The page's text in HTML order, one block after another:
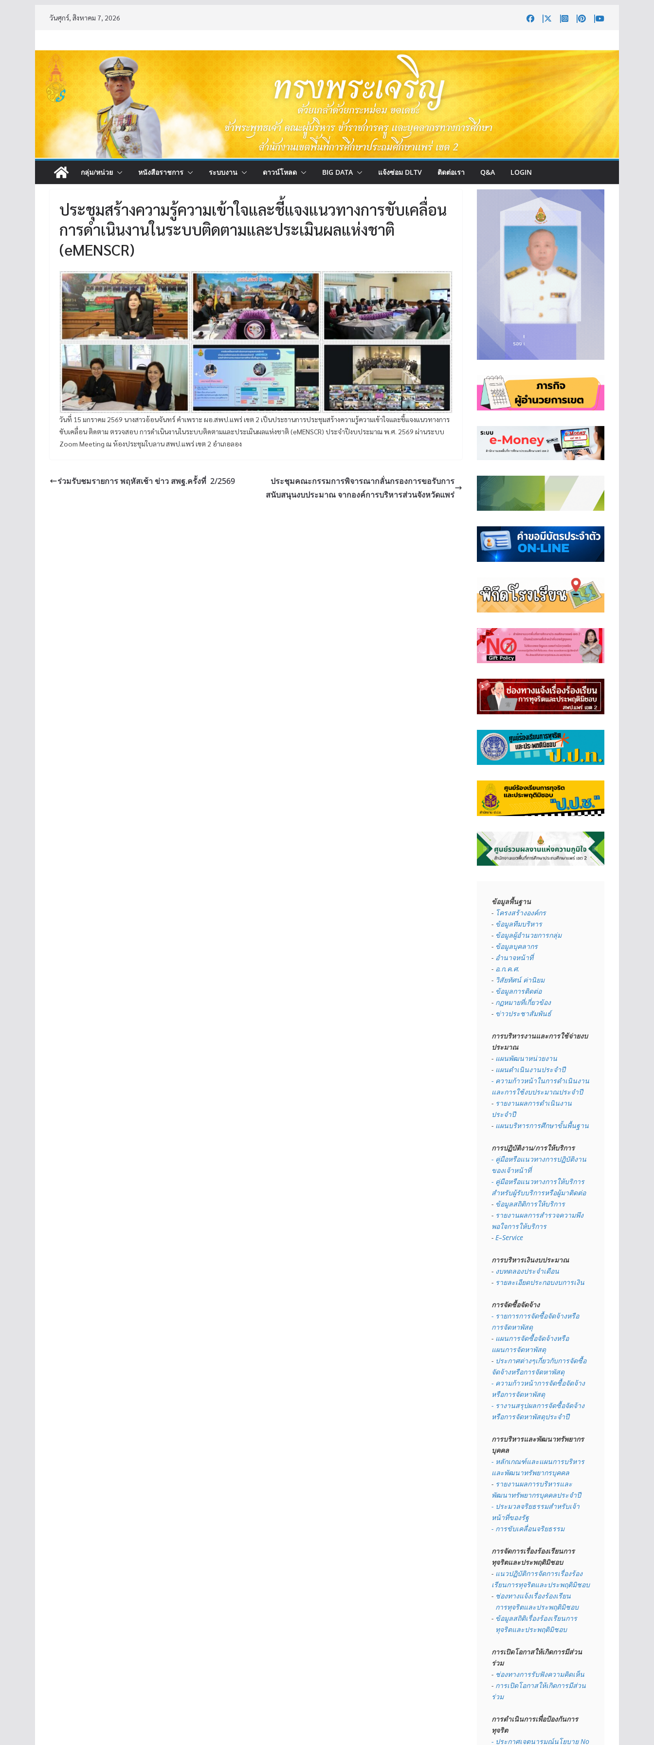
วันศุกร์, สิงหาคม 7, 2026
กลุ่ม/หน่วย หนังสือราชการ ระบบงาน ดาวน์โหลด BIG DATA แจ้งซ่อม DLTV ติดต่อเรา Q&A LOGIN
ประชุมสร้างความรู้ความเข้าใจและชี้แจงแนวทางการขับเคลื่อน
การดำเนินงานในระบบติดตามและประเมินผลแห่งชาติ
(eMENSCR)
วันที่ 15 มกราคม 2569 นางสาวอ้อนจันทร์ คำเพราะ ผอ.สพป.แพร่ เขต 2 เป็นประธานการประชุมสร้างความรู้ความเข้าใจและชี้แจงแนวทางการ
ขับเคลื่อน ติดตาม ตรวจสอบ การดำเนินงานในระบบติดตามและประเมินผลแห่งชาติ (eMENSCR) ประจำปีงบประมาณ พ.ศ. 2569 ผ่านระบบ
Zoom Meeting ณ ห้องประชุมใบลาน สพป.แพร่ เขต 2 อำเภอลอง
ร่วมรับชมรายการ พฤหัสเช้า ข่าว สพฐ.ครั้งที่ 2/2569
ประชุมคณะกรรมการพิจารณากลั่นกรองการขอรับการ
สนับสนุนงบประมาณ จากองค์การบริหารส่วนจังหวัดแพร่
ข้อมูลพื้นฐาน
- โครงสร้างองค์กร
- ข้อมูลทีมบริหาร
- ข้อมูลผู้อำนวยการกลุ่ม
- ข้อมูลบุคลากร
- อำนาจหน้าที่
- อ.ก.ค.ศ.
- วิสัยทัศน์ ค่านิยม
- ข้อมูลการติดต่อ
- กฏหมายที่เกี่ยวข้อง
- ข่าวประชาสัมพันธ์
การบริหารงานและการใช้จ่ายงบ
ประมาณ
- แผนพัฒนาหน่วยงาน
- แผนดำเนินงานประจำปี
- ความก้าวหน้าในการดำเนินงาน
และการใช้งบประมาณประจำปี
- รายงานผลการดำเนินงาน
ประจำปี
- แผนบริหารการศึกษาขั้นพื้นฐาน
การปฏิบัติงาน/การให้บริการ
- คู่มือหรือแนวทางการปฏิบัติงาน
ของเจ้าหน้าที่
- คู่มือหรือแนวทางการให้บริการ
สำหรับผู้รับบริการหรือผู้มาติดต่อ
- ข้อมูลสถิติการให้บริการ
- รายงานผลการสำรวจความพึง
พอใจการให้บริการ
- E–Service
การบริหารเงินงบประมาณ
- งบทดลองประจำเดือน
- รายละเอียดประกอบงบการเงิน
การจัดซื้อจัดจ้าง
- รายการการจัดซื้อจัดจ้างหรือ
การจัดหาพัสดุ
- แผนการจัดซื้อจัดจ้างหรือ
แผนการจัดหาพัสดุ
- ประกาศต่างๆเกี่ยวกับการจัดซื้อ
จัดจ้างหรือการจัดหาพัสดุ
- ความก้าวหน้าการจัดซื้อจัดจ้าง
หรือการจัดหาพัสดุ
- รางานสรุปผลการจัดซื้อจัดจ้าง
หรือการจัดหาพัสดุประจำปี
การบริหารและพัฒนาทรัพยากร
บุคคล
- หลักเกณฑ์และแผนการบริหาร
และพัฒนาทรัพยากรบุคคล
- รายงานผลการบริหารและ
พัฒนาทรัพยากรบุคคลประจำปี
- ประมวลจริยธรรมสำหรับเจ้า
หน้าที่ของรัฐ
- การขับเคลื่อนจริยธรรม
การจัดการเรื่องร้องเรียนการ
ทุจริตและประพฤติมิชอบ
- แนวปฏิบัติการจัดการเรื่องร้อง
เรียนการทุจริตและประพฤติมิชอบ
- ช่องทางแจ้งเรื่องร้องเรียน
  การทุจริตและประพฤติมิชอบ
- ข้อมูลสถิติเรื่องร้องเรียนการ
  ทุจริตและประพฤติมิชอบ
การเปิดโอกาสให้เกิดการมีส่วน
ร่วม
- ช่องทางการรับฟังความคิดเห็น
- การเปิดโอกาสให้เกิดการมีส่วน
ร่วม
การดำเนินการเพื่อป้องกันการ
ทุจริต
- ประกาศเจตนารมณ์นโยบาย No